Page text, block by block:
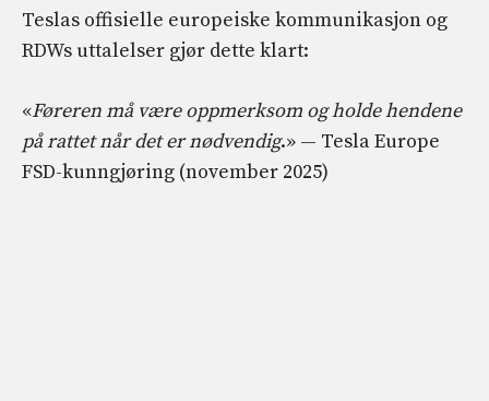
Teslas offisielle europeiske kommunikasjon og
RDWs uttalelser gjør dette klart:
«Føreren må være oppmerksom og holde hendene
på rattet når det er nødvendig.» — Tesla Europe
FSD-kunngjøring (november 2025)